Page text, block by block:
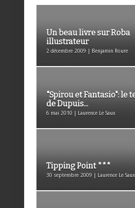
Un beau livre sur Roba
illustrateur
2 décembre 2009 | Benjamin Roure
"Spirou et Fantasio": le
de Dupuis...
6 mai 2010 | Laurence Le Saux
Tipping Point ***
30 septembre 2009 | Laurence Le Saux